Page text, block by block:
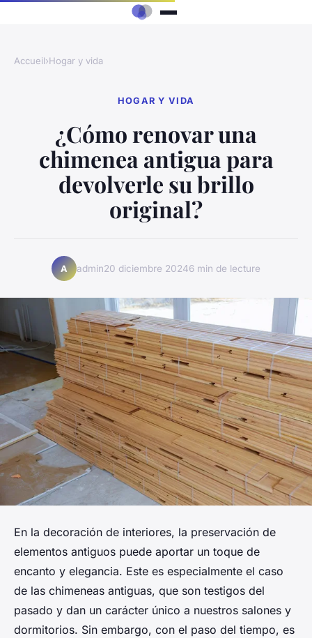
Accueil›Hogar y vida
HOGAR Y VIDA
¿Cómo renovar una
chimenea antigua para
devolverle su brillo
original?
A admin20 diciembre 20246 min de lecture
En la decoración de interiores, la preservación de
elementos antiguos puede aportar un toque de
encanto y elegancia. Este es especialmente el caso
de las chimeneas antiguas, que son testigos del
pasado y dan un carácter único a nuestros salones y
dormitorios. Sin embargo, con el paso del tiempo, es